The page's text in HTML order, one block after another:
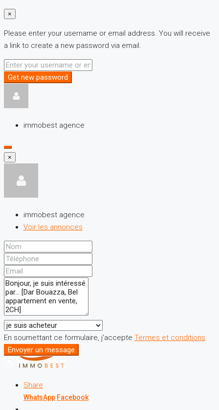
×
Please enter your username or email address. You will receive
a link to create a new password via email.
Get new password
immobest agence
×
immobest agence
Voir les annonces
En soumettant ce formulaire, j'accepte Termes et conditions
Envoyer un message
Share
WhatsApp Facebook